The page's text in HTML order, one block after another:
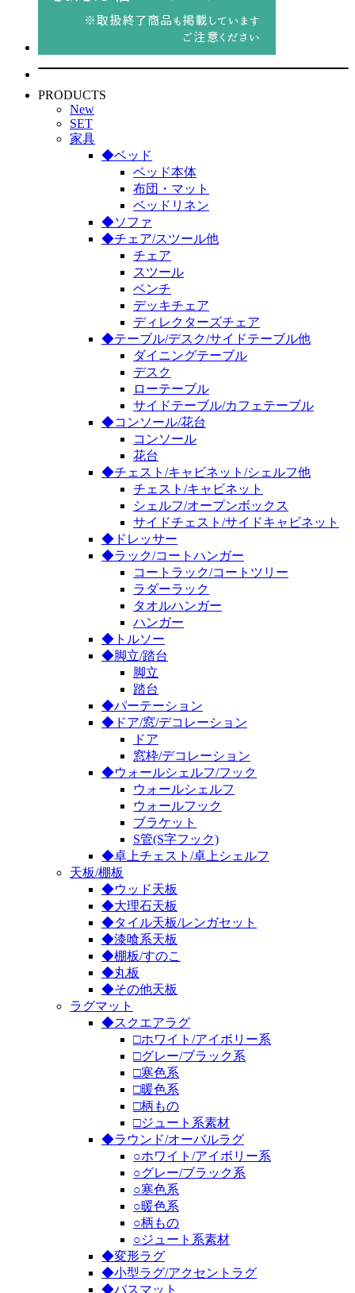
PRODUCTS
New
SET
家具
◆ベッド
ベッド本体
布団・マット
ベッドリネン
◆ソファ
◆チェア/スツール他
チェア
スツール
ベンチ
デッキチェア
ディレクターズチェア
◆テーブル/デスク/サイドテーブル他
ダイニングテーブル
デスク
ローテーブル
サイドテーブル/カフェテーブル
◆コンソール/花台
コンソール
花台
◆チェスト/キャビネット/シェルフ他
チェスト/キャビネット
シェルフ/オープンボックス
サイドチェスト/サイドキャビネット
◆ドレッサー
◆ラック/コートハンガー
コートラック/コートツリー
ラダーラック
タオルハンガー
ハンガー
◆トルソー
◆脚立/踏台
脚立
踏台
◆パーテーション
◆ドア/窓/デコレーション
ドア
窓枠/デコレーション
◆ウォールシェルフ/フック
ウォールシェルフ
ウォールフック
ブラケット
S管(S字フック)
◆卓上チェスト/卓上シェルフ
天板/棚板
◆ウッド天板
◆大理石天板
◆タイル天板/レンガセット
◆漆喰系天板
◆棚板/すのこ
◆丸板
◆その他天板
ラグマット
◆スクエアラグ
□ホワイト/アイボリー系
□グレー/ブラック系
□寒色系
□暖色系
□柄もの
□ジュート系素材
◆ラウンド/オーバルラグ
○ホワイト/アイボリー系
○グレー/ブラック系
○寒色系
○暖色系
○柄もの
○ジュート系素材
◆変形ラグ
◆小型ラグ/アクセントラグ
◆バスマット